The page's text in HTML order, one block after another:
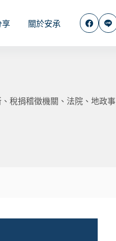
享 關於安承
稅捐稽徵機關、法院、地政事